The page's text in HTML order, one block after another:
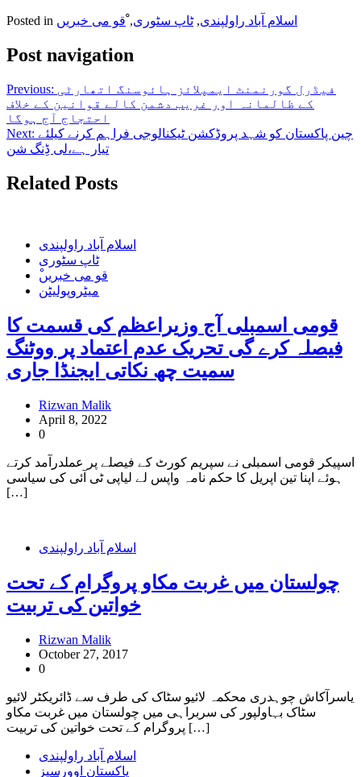
Posted in اسلام آباد راولپندی,ٹاپ سٹوری,ْقو می خبریں
Post navigation
Previous: فیڈرل گورنمنٹ ایمپلائز ہائوسنگ اتھارٹی
کے ظالمانہ اور غریب دشمن کالے قوانین کے خلاف
احتجاج آج ہوگا
Next: چین پاکستان کو شہد پروڈکشن ٹیکنالوجی فراہم کرنے کیلئے
تیار ہے،لی ڈِنگ شن
Related Posts
اسلام آباد راولپندی
ٹاپ سٹوری
ْقو می خبریں
میٹروپولیٹن
قومی اسمبلی آج وزیراعظم کی قسمت کا
فیصلہ کرے گی تحریک عدم اعتماد پر ووٹنگ
سمیت چھ نکاتی ایجنڈا جاری
Rizwan Malik
April 8, 2022
0
اسپیکر قومی اسمبلی نے سپریم کورٹ کے فیصلے پر عملدرآمد کرتے
ہوئے اپنا تین اپریل کا حکم نامہ واپس لے لیاپی ٹی آئی کی سیاسی
[…]
اسلام آباد راولپندی
چولستان میں غربت مکاو پروگرام کے تحت
خواتین کی تربیت
Rizwan Malik
October 27, 2017
0
یاسرآکاش چوہدری محکمہ لائیو سٹاک کی طرف سے ڈائریکٹر لائیو
سٹاک بہاولپور کی سربراہی میں چولستان میں غربت مکاو
پروگرام کے تحت خواتین کی تربیت […]
اسلام آباد راولپندی
پاکستان اوورسیز